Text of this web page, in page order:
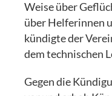
Weise über
über Helferinnen
kündigte der
dem technischen
Gegen die